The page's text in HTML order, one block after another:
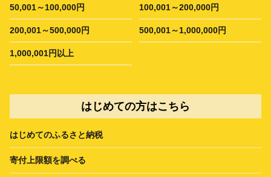
50,001～100,000円 100,001～200,000円
200,001～500,000円 500,001～1,000,000円
1,000,001円以上
はじめての方はこちら
はじめてのふるさと納税
寄付上限額を調べる